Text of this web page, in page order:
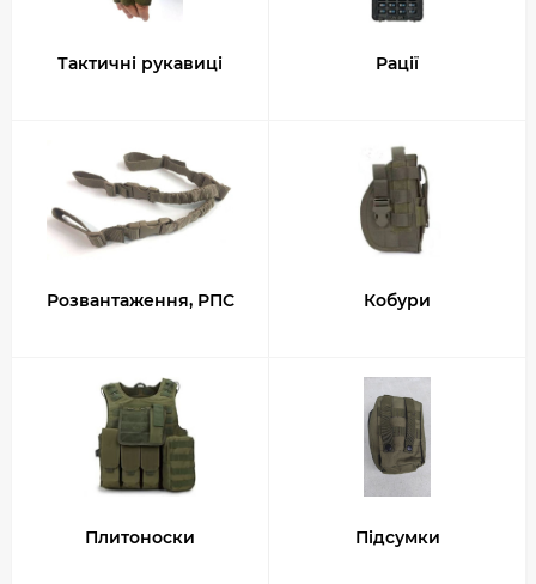
Тактичні рукавиці Рації
Розвантаження, РПС Кобури
Плитоноски Підсумки